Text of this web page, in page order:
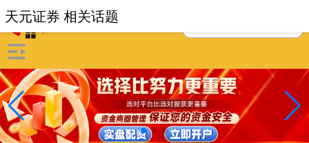
天元证券 相关话题